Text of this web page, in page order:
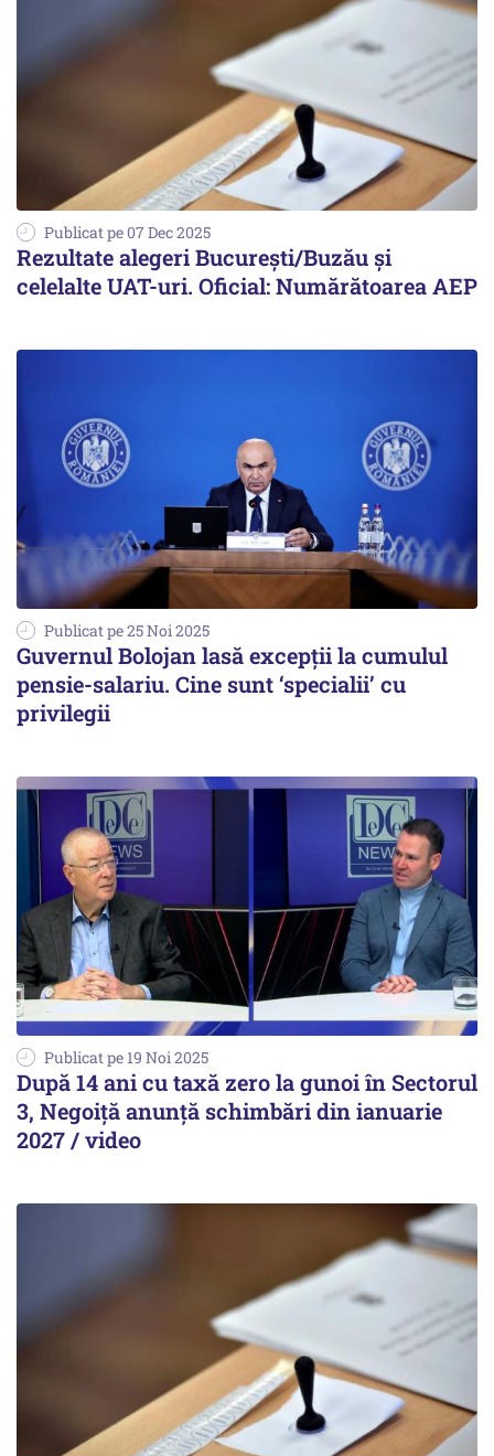
Publicat pe 07 Dec 2025
Rezultate alegeri Bucureşti/Buzău şi
celelalte UAT-uri. Oficial: Numărătoarea AEP
Publicat pe 25 Noi 2025
Guvernul Bolojan lasă excepții la cumulul
pensie-salariu. Cine sunt ‘specialii’ cu
privilegii
Publicat pe 19 Noi 2025
După 14 ani cu taxă zero la gunoi în Sectorul
3, Negoiță anunță schimbări din ianuarie
2027 / video